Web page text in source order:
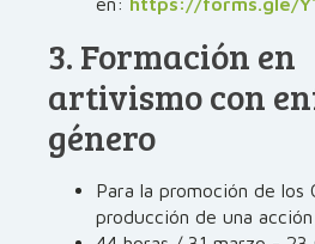
3. Formación en
artivismo con
género
Para la promoción de los
producción de una